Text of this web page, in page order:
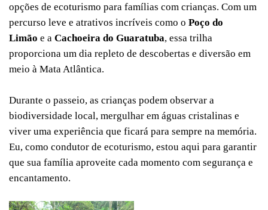
opções de ecoturismo para famílias com crianças. Com um
percurso leve e atrativos incríveis como o Poço do
Limão e a Cachoeira do Guaratuba, essa trilha
proporciona um dia repleto de descobertas e diversão em
meio à Mata Atlântica.
Durante o passeio, as crianças podem observar a
biodiversidade local, mergulhar em águas cristalinas e
viver uma experiência que ficará para sempre na memória.
Eu, como condutor de ecoturismo, estou aqui para garantir
que sua família aproveite cada momento com segurança e
encantamento.